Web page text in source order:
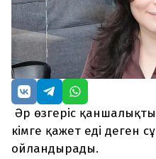
Әр өзгеріс
кімге қажет еді деген
ойландырады.